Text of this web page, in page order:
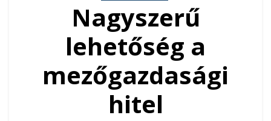
Nagyszerű
lehetőség a
mezőgazdasági
hitel